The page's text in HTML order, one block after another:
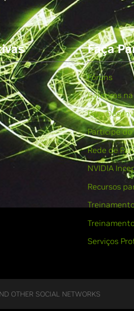
Faça
Fóruns
Carreiras
Para
Participe do
Rede de
NVIDIA
Recursos
Serviços
OTHER SOCIAL NETWORKS